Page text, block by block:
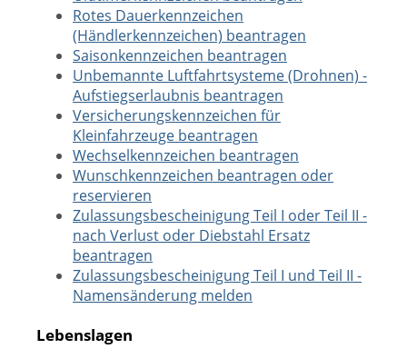
Rotes Dauerkennzeichen
(Händlerkennzeichen) beantragen
Saisonkennzeichen beantragen
Unbemannte Luftfahrtsysteme (Drohnen) -
Aufstiegserlaubnis beantragen
Versicherungskennzeichen für
Kleinfahrzeuge beantragen
Wechselkennzeichen beantragen
Wunschkennzeichen beantragen oder
reservieren
Zulassungsbescheinigung Teil I oder Teil II -
nach Verlust oder Diebstahl Ersatz
beantragen
Zulassungsbescheinigung Teil I und Teil II -
Namensänderung melden
Lebenslagen